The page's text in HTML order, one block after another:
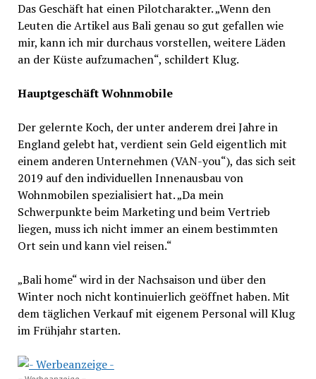
Das Geschäft hat einen Pilotcharakter. „Wenn den
Leuten die Artikel aus Bali genau so gut gefallen wie
mir, kann ich mir durchaus vorstellen, weitere Läden
an der Küste aufzumachen“, schildert Klug.
Hauptgeschäft Wohnmobile
Der gelernte Koch, der unter anderem drei Jahre in
England gelebt hat, verdient sein Geld eigentlich mit
einem anderen Unternehmen (VAN-you“), das sich seit
2019 auf den individuellen Innenausbau von
Wohnmobilen spezialisiert hat. „Da mein
Schwerpunkte beim Marketing und beim Vertrieb
liegen, muss ich nicht immer an einem bestimmten
Ort sein und kann viel reisen.“
„Bali home“ wird in der Nachsaison und über den
Winter noch nicht kontinuierlich geöffnet haben. Mit
dem täglichen Verkauf mit eigenem Personal will Klug
im Frühjahr starten.